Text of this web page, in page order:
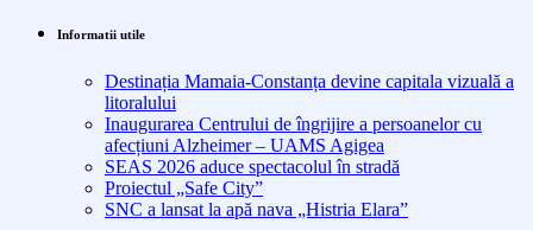
Informatii utile
Destinația Mamaia-Constanța devine capitala vizuală a
litoralului
Inaugurarea Centrului de îngrijire a persoanelor cu
afecțiuni Alzheimer – UAMS Agigea
SEAS 2026 aduce spectacolul în stradă
Proiectul „Safe City”
SNC a lansat la apă nava „Histria Elara”